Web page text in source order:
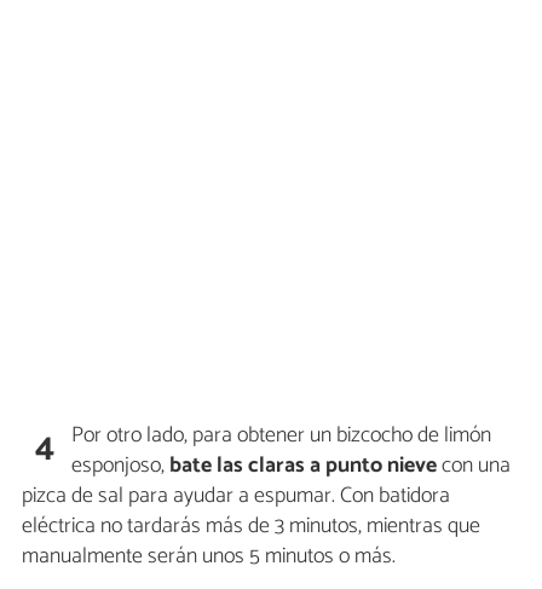
4 Por otro lado, para obtener un bizcocho de limón
esponjoso,bate las claras a punto nievecon una
pizca de sal para ayudar a espumar. Con batidora
eléctrica no tardarás más de 3 minutos, mientras que
manualmente serán unos 5 minutos o más.